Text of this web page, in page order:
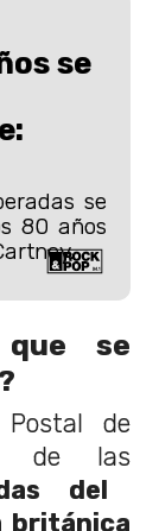
se
se
80 años
se
de
de las
del
británica